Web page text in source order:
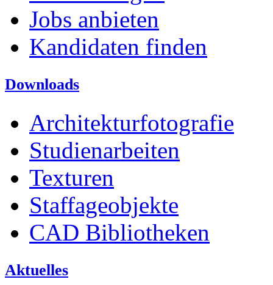
Jobs anbieten
Kandidaten finden
Downloads
Architekturfotografie
Studienarbeiten
Texturen
Staffageobjekte
CAD Bibliotheken
Aktuelles